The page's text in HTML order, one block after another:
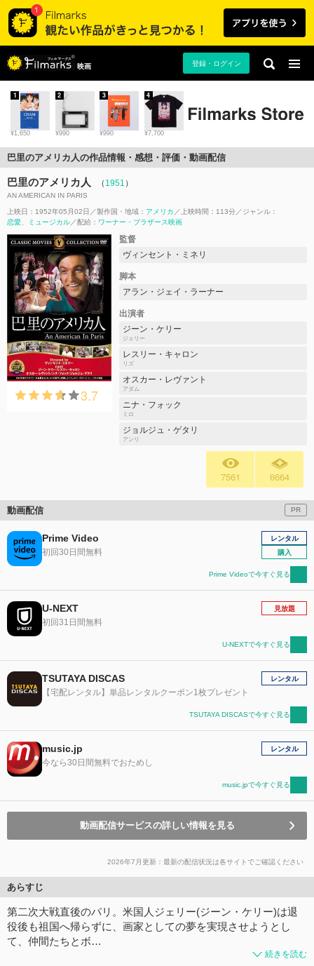
映画 登録・ログイン
¥1,650
1
¥990
2
¥990
3
¥7,700
4
巴里のアメリカ人の作品情報・感想・評価・動画配信
巴里のアメリカ人 （ 1951 ）
AN AMERICAN IN PARIS
上映日：1952年05月02日 製作国・地域： アメリカ 上映時間：113分
ジャンル：
恋愛
ミュージカル 配給： ワーナー・ブラザース映画
3.7
監督
ヴィンセント・ミネリ
脚本
アラン・ジェイ・ラーナー
出演者
ジーン・ケリー
ジェリー
レスリー・キャロン
リズ
オスカー・レヴァント
アダム
ニナ・フォック
ミロ
ジョルジュ・ゲタリ
アンリ
7561 6664
動画配信 PR
Prime Video
初回30日間無料
レンタル
購入
Prime Videoで今すぐ見る
U-NEXT
初回31日間無料
見放題
U-NEXTで今すぐ見る
TSUTAYA DISCAS
【宅配レンタル】単品レンタルクーポン1枚プレゼント
レンタル
TSUTAYA DISCASで今すぐ見る
music.jp
今なら30日間無料でおためし
レンタル
music.jpで今すぐ見る
動画配信サービスの詳しい情報を見る
2026年7月更新：最新の配信状況は各サイトでご確認ください
あらすじ
第二次大戦直後のパリ。米国人ジェリー(ジーン・ケリー)は退
役後も祖国へ帰らずに、画家としての夢を実現させようとし
て、仲間たちとボ…
続きを読む